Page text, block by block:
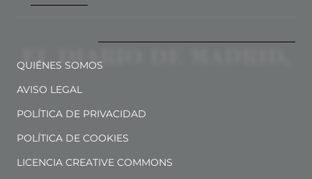
QUIÉNES SOMOS
AVISO LEGAL
POLÍTICA DE PRIVACIDAD
POLÍTICA DE COOKIES
LICENCIA CREATIVE COMMONS